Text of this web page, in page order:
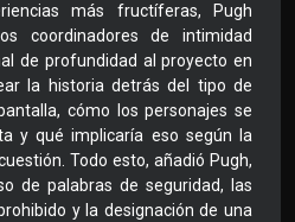
más fructíferas, Pugh
coordinadores de intimidad
de profundidad al proyecto en
la historia detrás del tipo de
cómo los personajes se
y qué implicaría eso según la
Todo esto, añadió Pugh,
de palabras de seguridad, las
y la designación de una